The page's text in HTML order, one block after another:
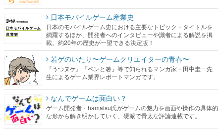
日本モバイルゲーム産業史
日本のモバイルゲーム史における主要なトピック・タイトルを
網羅するほか、開発者へのインタビューや識者による解説を掲
載。約20年の歴史が一望できる決定版！
若ゲのいたり〜ゲームクリエイターの青春〜
『うつヌケ』『ペンと箸』等で知られるマンガ家・田中圭一先
生によるゲーム業界レポートマンガです。
なんでゲームは面白い？
ゲーム開発者・hamatsu氏がゲームの魅力を画面や操作の具体的
な形から解き明かしていく、硬派で骨太な評論連載です。